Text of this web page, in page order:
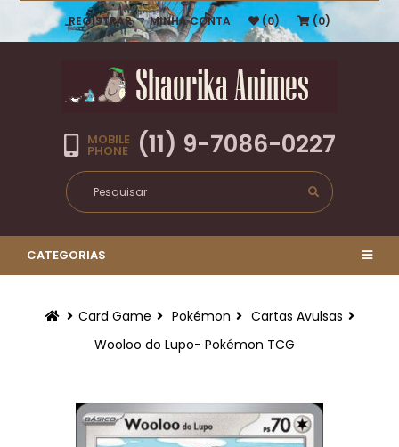
REGISTRAR MINHA CONTA (0) (0)
MOBILE
PHONE (11) 9-7086-0227
CATEGORIAS
Card Game Pokémon
Cartas Avulsas
Wooloo do Lupo- Pokémon TCG